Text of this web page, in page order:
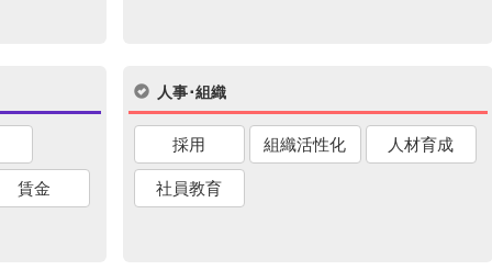
賃金
人事･組織
採用 組織活性化 人材育成
社員教育